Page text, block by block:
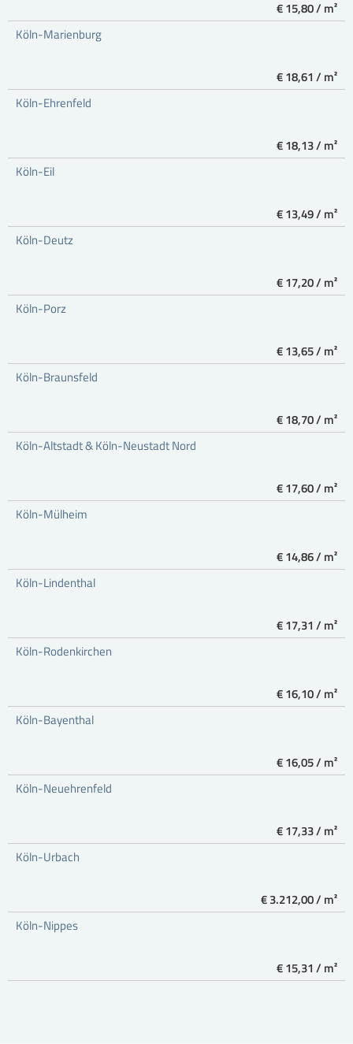
€ 15,80 / m²
Köln-Marienburg
€ 18,61 / m²
Köln-Ehrenfeld
€ 18,13 / m²
Köln-Eil
€ 13,49 / m²
Köln-Deutz
€ 17,20 / m²
Köln-Porz
€ 13,65 / m²
Köln-Braunsfeld
€ 18,70 / m²
Köln-Altstadt & Köln-Neustadt Nord
€ 17,60 / m²
Köln-Mülheim
€ 14,86 / m²
Köln-Lindenthal
€ 17,31 / m²
Köln-Rodenkirchen
€ 16,10 / m²
Köln-Bayenthal
€ 16,05 / m²
Köln-Neuehrenfeld
€ 17,33 / m²
Köln-Urbach
€ 3.212,00 / m²
Köln-Nippes
€ 15,31 / m²